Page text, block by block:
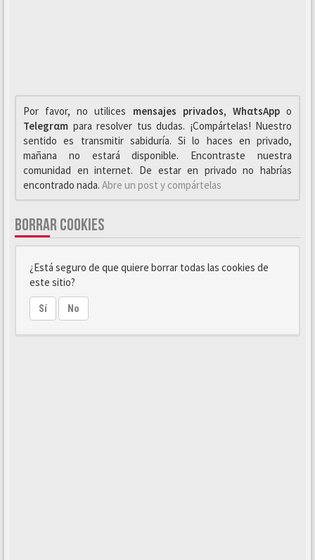
Por favor, no utilices mensajes privados, WhαtsAppo
Telegrαm para resolver tus dudas. ¡Compártelas! Nuestro
sentido es transmitir sabiduría. Si lo haces en privado,
mañana no estará disponible. Encontraste nuestra
comunidad en internet. De estar en privado no habrías
encontrado nada. Abre un post y compártelas
BORRAR COOKIES
¿Está seguro de que quiere borrar todas las cookies de
este sitio?
Sí No